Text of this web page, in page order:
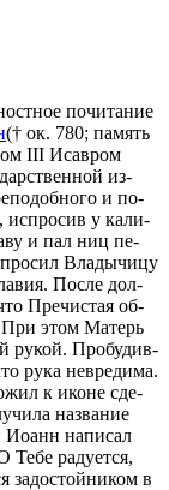
по­чи­та­ние
(† ок. 780; па­мять
III Ис­ав­ром
из­
и по­
ис­про­сив у ка­ли­
и пал ниц пе­
Вла­ды­чи­цу
По­сле дол­
Пре­чи­стая об­
При этом Ма­терь
ру­кой. Про­бу­див­
ру­ка невре­ди­ма.
к иконе сде­
на­зва­ние
на­пи­сал
ра­ду­ет­ся,
за­до­стой­ни­ком в